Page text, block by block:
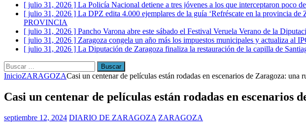
[ julio 31, 2026 ] La Policía Nacional detiene a tres jóvenes a los que interceptaron poco
[ julio 31, 2026 ] La DPZ edita 4.000 ejemplares de la guía ‘Refréscate en la provincia
PROVINCIA
[ julio 31, 2026 ] Pancho Varona abre este sábado el Festival Veruela Verano de la
[ julio 31, 2026 ] Zaragoza congela un año más los impuestos municipales y actualiza al
[ julio 31, 2026 ] La Diputación de Zaragoza finaliza la restauración de la capilla de
Buscar:
InicioZARAGOZACasi un centenar de películas están rodadas en escenarios de Zaragoza: una
Casi un centenar de películas están rodadas en escenarios
septiembre 12, 2024 DIARIO DE ZARAGOZA ZARAGOZA